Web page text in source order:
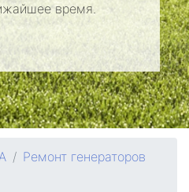
время.
Ремонт генераторов